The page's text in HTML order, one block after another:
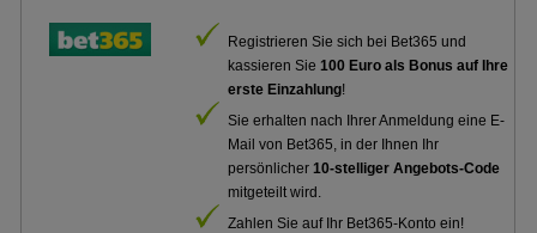
Registrieren Sie sich bei Bet365 und
kassieren Sie100 Euro als Bonus auf Ihre
erste Einzahlung!
Sie erhalten nach Ihrer Anmeldung eine E-
Mail von Bet365, in der Ihnen Ihr
persönlicher10-stelliger Angebots-Code
mitgeteilt wird.
Zahlen Sie auf Ihr Bet365-Konto ein!